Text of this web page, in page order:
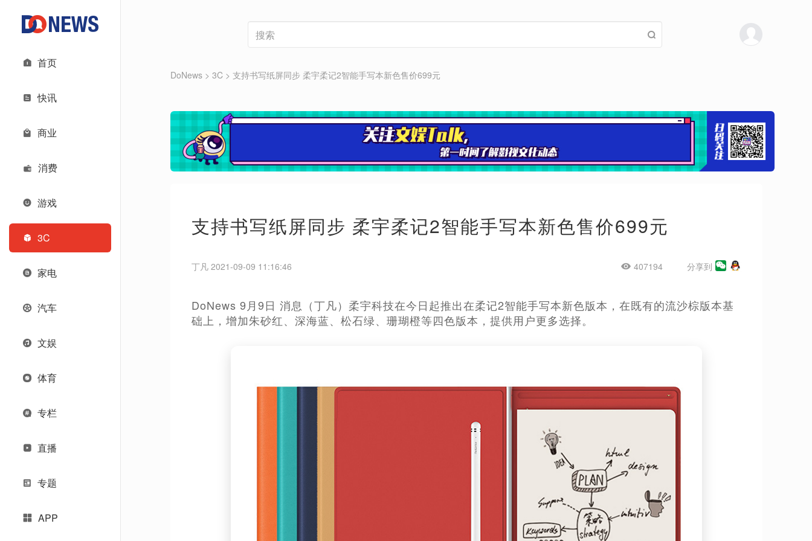
首页
快讯
商业
消费
游戏
3C
家电
汽车
文娱
体育
专栏
直播
专题
APP
DoNews > 3C > 支持书写纸屏同步 柔宇柔记2智能手写本新色售价699元
支持书写纸屏同步 柔宇柔记2智能手写本新色售价699元
丁凡 2021-09-09 11:16:46 407194 分享到
DoNews 9月9日 消息（丁凡）柔宇科技在今日起推出在柔记2智能手写本新色版本，在既有的流沙棕版本基
础上，增加朱砂红、深海蓝、松石绿、珊瑚橙等四色版本，提供用户更多选择。